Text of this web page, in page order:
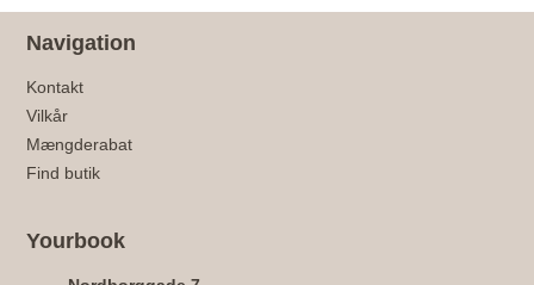
Navigation
Kontakt
Vilkår
Mængderabat
Find butik
Yourbook